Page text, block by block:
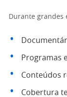
Durante grandes
Programas
Conteúdos
Cobertura